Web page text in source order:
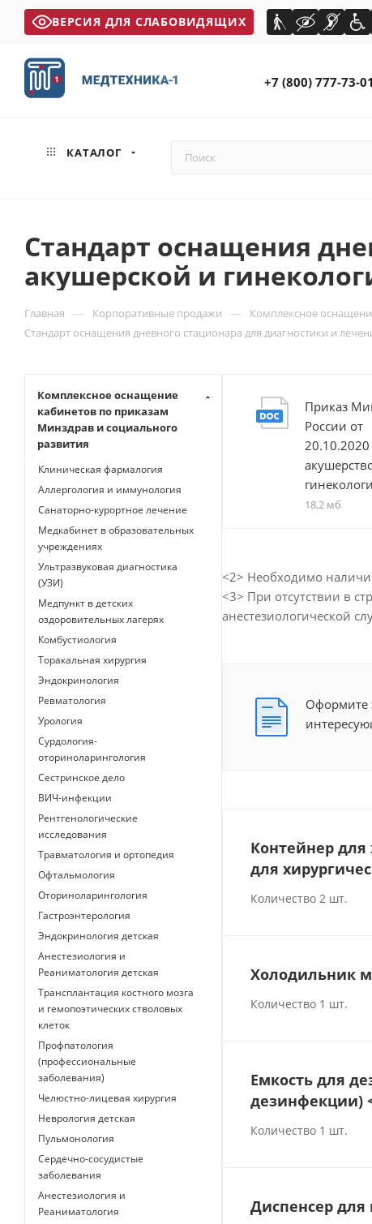
ВЕРСИЯ ДЛЯ СЛАБОВИДЯЩИХ
+7 (800) 777-73-01
КАТАЛОГ
Стандарт оснащения
акушерской и
Главная — Корпоративные продажи — Комплексное
Стандарт оснащения дневного стационара для диагностики и
Приказ
России от
18,2 мб
<2> Необходимо
<3> При отсутствии в
анестезиологической
Оформите
Контейнер
для
Количество 2 шт.
Холодильник
Количество 1 шт.
Емкость для
дезинфекции)
Количество 1 шт.
Диспенсер
Комплексное оснащение
кабинетов по приказам
Минздрав и социального
развития
Клиническая фармалогия
Аллергология и иммунология
Санаторно-курортное лечение
Медкабинет в образовательных
учреждениях
Ультразвуковая диагностика
(УЗИ)
Медпункт в детских
оздоровительных лагерях
Комбустиология
Торакальная хирургия
Эндокринология
Ревматология
Урология
Сурдология-
оториноларингология
Сестринское дело
ВИЧ-инфекции
Рентгенологические
исследования
Травматология и ортопедия
Офтальмология
Оториноларингология
Гастроэнтерология
Эндокринология детская
Анестезиология и
Реаниматология детская
Трансплантация костного мозга
и гемопоэтических стволовых
клеток
Профпатология
(профессиональные
заболевания)
Челюстно-лицевая хирургия
Неврология детская
Пульмонология
Сердечно-сосудистые
заболевания
Анестезиология и
Реаниматология